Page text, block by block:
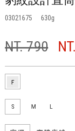
03021675 630
NT. 790
S M L